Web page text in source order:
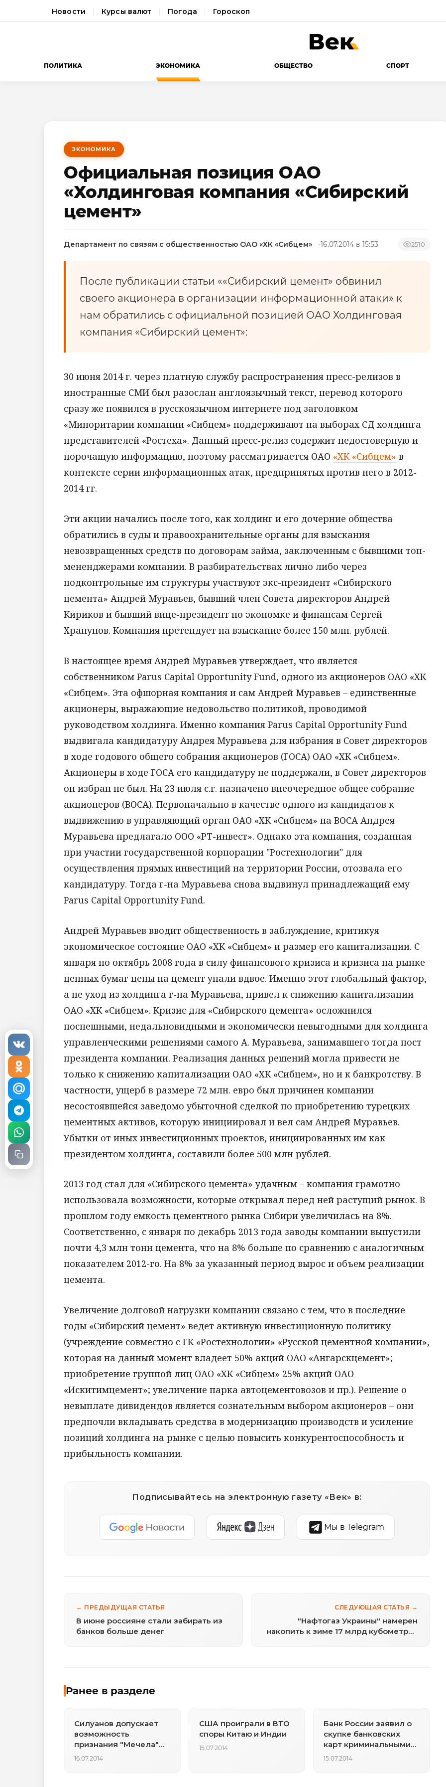
Новости Курсы валют Погода Гороскоп
ПОЛИТИКА ЭКОНОМИКА ОБЩЕСТВО СПОРТ
ЭКОНОМИКА
Официальная позиция ОАО
«Холдинговая компания «Сибирский
цемент»
Департамент по связям с общественностью ОАО «ХК «Сибцем» 16.07.2014 в 15:53 2510
После публикации статьи ««Сибирский цемент» обвинил
своего акционера в организации информационной атаки» к
нам обратились с официальной позицией ОАО Холдинговая
компания «Сибирский цемент»:
30 июня 2014 г. через платную службу распространения пресс-релизов в
иностранные СМИ был разослан англоязычный текст, перевод которого
сразу же появился в русскоязычном интернете под заголовком
«Миноритарии компании «Сибцем» поддерживают на выборах СД холдинга
представителей «Ростеха». Данный пресс-релиз содержит недостоверную и
порочащую информацию, поэтому рассматривается ОАО «ХК «Сибцем» в
контексте серии информационных атак, предпринятых против него в 2012-
2014 гг.
Эти акции начались после того, как холдинг и его дочерние общества
обратились в суды и правоохранительные органы для взыскания
невозвращенных средств по договорам займа, заключенным с бывшими топ-
мененджерами компании. В разбирательствах лично либо через
подконтрольные им структуры участвуют экс-президент «Сибирского
цемента» Андрей Муравьев, бывший член Совета директоров Андрей
Кириков и бывший вице-президент по экономке и финансам Сергей
Храпунов. Компания претендует на взыскание более 150 млн. рублей.
В настоящее время Андрей Муравьев утверждает, что является
собственником Parus Capital Opportunity Fund, одного из акционеров ОАО «ХК
«Сибцем». Эта офшорная компания и сам Андрей Муравьев – единственные
акционеры, выражающие недовольство политикой, проводимой
руководством холдинга. Именно компания Parus Capital Opportunity Fund
выдвигала кандидатуру Андрея Муравьева для избрания в Совет директоров
в ходе годового общего собрания акционеров (ГОСА) ОАО «ХК «Сибцем».
Акционеры в ходе ГОСА его кандидатуру не поддержали, в Совет директоров
он избран не был. На 23 июля с.г. назначено внеочередное общее собрание
акционеров (ВОСА). Первоначально в качестве одного из кандидатов к
выдвижению в управляющий орган ОАО «ХК «Сибцем» на ВОСА Андрея
Муравьева предлагало ООО «РТ-инвест». Однако эта компания, созданная
при участии государственной корпорации "Ростехнологии" для
осуществления прямых инвестиций на территории России, отозвала его
кандидатуру. Тогда г-на Муравьева снова выдвинул принадлежащий ему
Parus Capital Opportunity Fund.
Андрей Муравьев вводит общественность в заблуждение, критикуя
экономическое состояние ОАО «ХК «Сибцем» и размер его капитализации. С
января по октябрь 2008 года в силу финансового кризиса и кризиса на рынке
ценных бумаг цены на цемент упали вдвое. Именно этот глобальный фактор,
а не уход из холдинга г-на Муравьева, привел к снижению капитализации
ОАО «ХК «Сибцем». Кризис для «Сибирского цемента» осложнился
поспешными, недальновидными и экономически невыгодными для холдинга
управленческими решениями самого А. Муравьева, занимавшего тогда пост
президента компании. Реализация данных решений могла привести не
только к снижению капитализации ОАО «ХК «Сибцем», но и к банкротству. В
частности, ущерб в размере 72 млн. евро был причинен компании
несостоявшейся заведомо убыточной сделкой по приобретению турецких
цементных активов, которую инициировал и вел сам Андрей Муравьев.
Убытки от иных инвестиционных проектов, инициированных им как
президентом холдинга, составили более 500 млн рублей.
2013 год стал для «Сибирского цемента» удачным – компания грамотно
использовала возможности, которые открывал перед ней растущий рынок. В
прошлом году емкость цементного рынка Сибири увеличилась на 8%.
Соответственно, с января по декабрь 2013 года заводы компании выпустили
почти 4,3 млн тонн цемента, что на 8% больше по сравнению с аналогичным
показателем 2012-го. На 8% за указанный период вырос и объем реализации
цемента.
Увеличение долговой нагрузки компании связано с тем, что в последние
годы «Сибирский цемент» ведет активную инвестиционную политику
(учреждение совместно с ГК «Ростехнологии» «Русской цементной компании»,
которая на данный момент владеет 50% акций ОАО «Ангарскцемент»;
приобретение группой лиц ОАО «ХК «Сибцем» 25% акций ОАО
«Искитимцемент»; увеличение парка автоцементовозов и пр.). Решение о
невыплате дивидендов является сознательным выбором акционеров – они
предпочли вкладывать средства в модернизацию производств и усиление
позиций холдинга на рынке с целью повысить конкурентоспособность и
прибыльность компании.
Подписывайтесь на электронную газету «Век» в:
Мы в Telegram
← ПРЕДЫДУЩАЯ СТАТЬЯ
В июне россияне стали забирать из
банков больше денег
СЛЕДУЮЩАЯ СТАТЬЯ →
"Нафтогаз Украины" намерен
накопить к зиме 17 млрд кубометров
Ранее в разделе
Силуанов допускает
возможность
признания "Мечела"
банкротом
16.07.2014
США проиграли в ВТО
споры Китаю и Индии
15.07.2014
Банк России заявил о
скупке банковских
карт криминальными
структурами
15.07.2014